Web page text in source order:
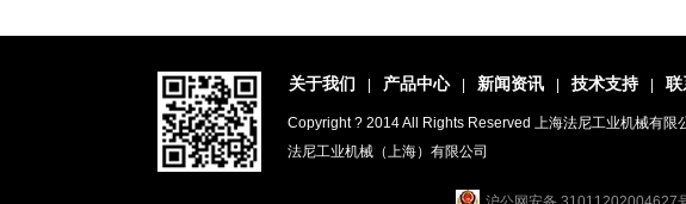
关于我们 产品中心 新闻资讯 技术支持 联
Copyright ? 2014 All Rights Reserved 上海法尼工业机械有限
法尼工业机械（上海）有限公司